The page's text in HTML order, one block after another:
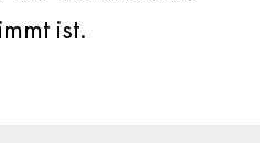
ist.